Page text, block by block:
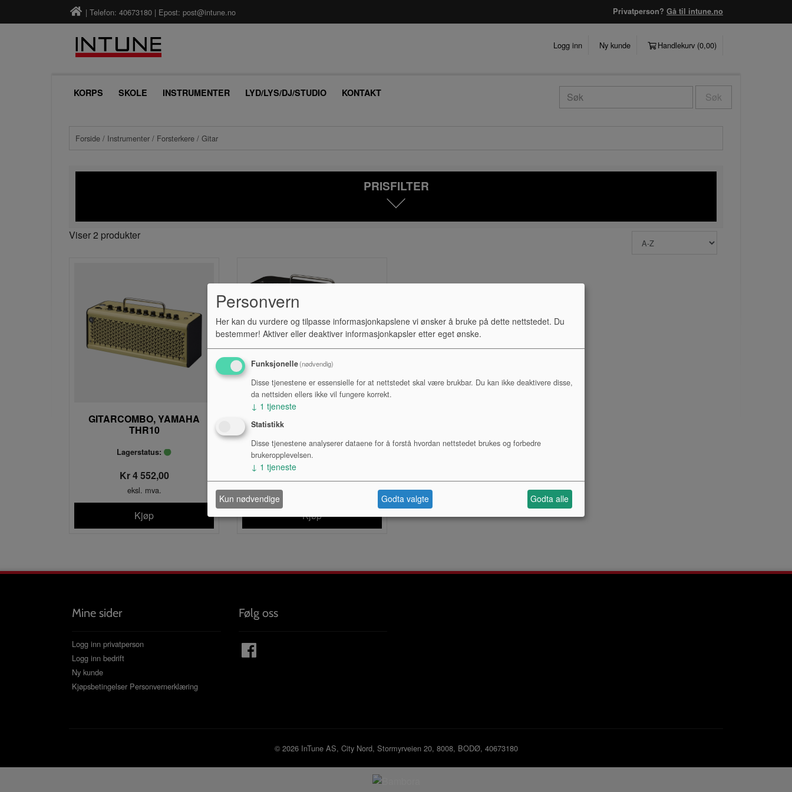
| Telefon: 40673180 | Epost: post@intune.no Privatperson? Gå til intune.no
Logg inn Ny kunde Handlekurv (0,00)
KORPS SKOLE INSTRUMENTER LYD/LYS/DJ/STUDIO KONTAKT Søk
Forside / Instrumenter / Forsterkere / Gitar
PRISFILTER
Viser 2 produkter
GITARCOMBO, YAMAHA
THR10
Lagerstatus:
Kr 4 552,00
eksl. mva.
Kjøp
GITARCOMBO, YAMAHA
Lagerstatus:
Kjøp
Mine sider
Logg inn privatperson
Logg inn bedrift
Ny kunde
Kjøpsbetingelser Personvernerklæring
Følg oss
© 2026 InTune AS, City Nord, Stormyrveien 20, 8008, BODØ, 40673180
Personvern
Her kan du vurdere og tilpasse informasjonkapslene vi ønsker å bruke på dette nettstedet. Du
bestemmer! Aktiver eller deaktiver informasjonkapsler etter eget ønske.
Funksjonelle(nødvendig)
Disse tjenestene er essensielle for at nettstedet skal være brukbar. Du kan ikke deaktivere disse,
da nettsiden ellers ikke vil fungere korrekt.
↓ 1 tjeneste
Statistikk
Disse tjenestene analyserer dataene for å forstå hvordan nettstedet brukes og forbedre
brukeropplevelsen.
↓ 1 tjeneste
Kun nødvendige Godta valgte Godta alle